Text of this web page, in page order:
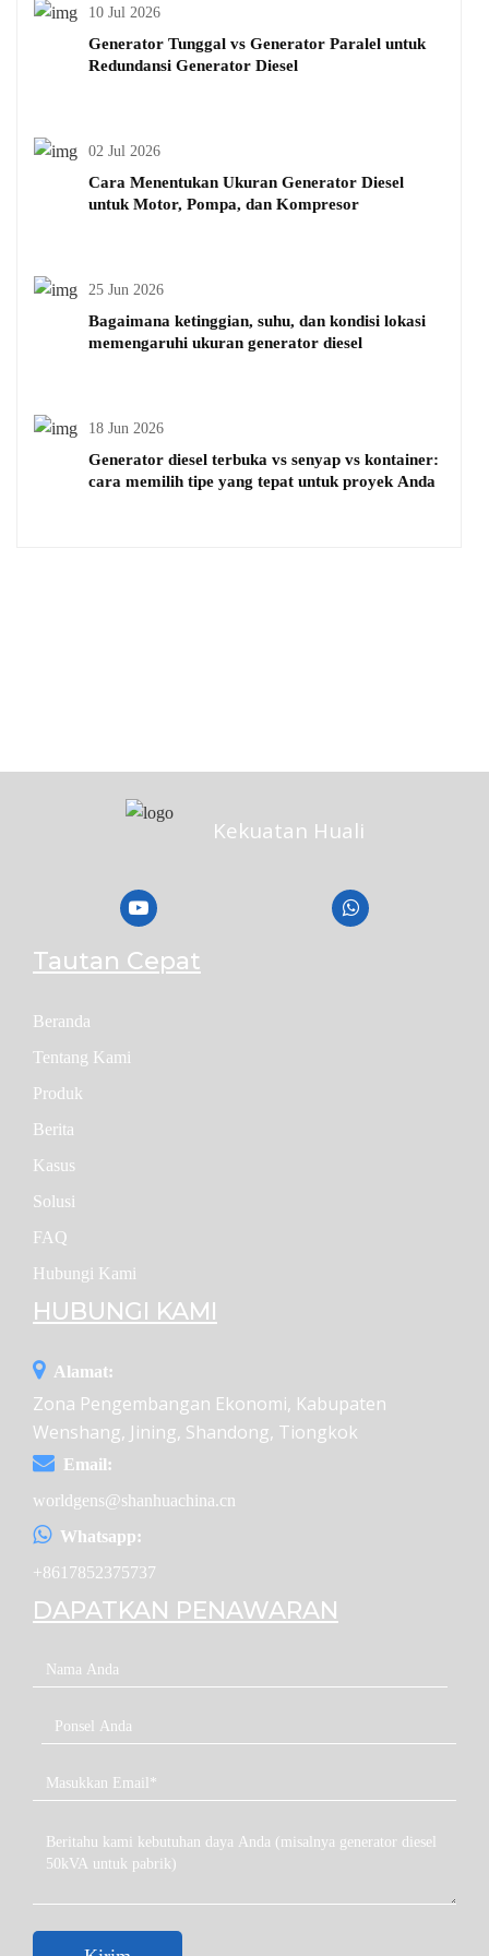
10 Jul 2026
Generator Tunggal vs Generator Paralel untuk
Redundansi Generator Diesel
02 Jul 2026
Cara Menentukan Ukuran Generator Diesel
untuk Motor, Pompa, dan Kompresor
25 Jun 2026
Bagaimana ketinggian, suhu, dan kondisi lokasi
memengaruhi ukuran generator diesel
18 Jun 2026
Generator diesel terbuka vs senyap vs kontainer:
cara memilih tipe yang tepat untuk proyek Anda
Kekuatan Huali
Tautan Cepat
Beranda
Tentang Kami
Produk
Berita
Kasus
Solusi
FAQ
Hubungi Kami
HUBUNGI KAMI
Alamat:
Zona Pengembangan Ekonomi, Kabupaten
Wenshang, Jining, Shandong, Tiongkok
Email:
worldgens@shanhuachina.cn
Whatsapp:
+8617852375737
DAPATKAN PENAWARAN